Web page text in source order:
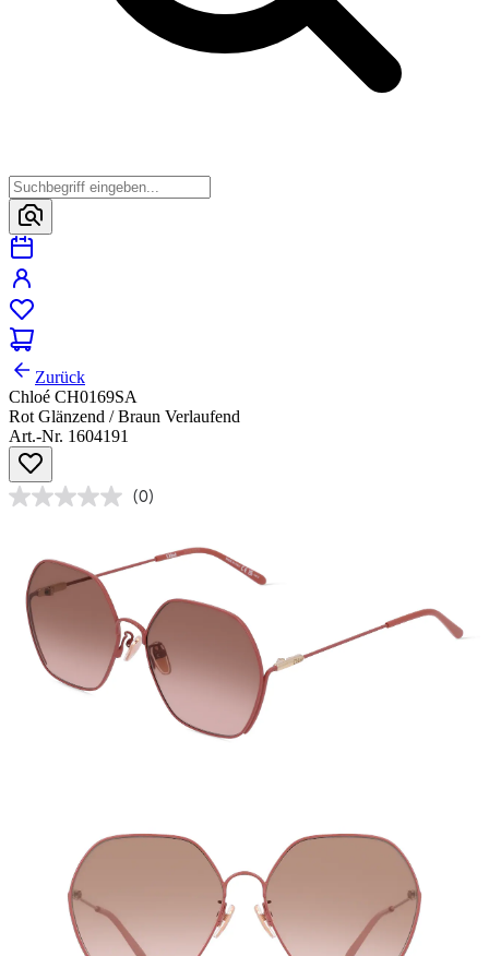
Zurück
Chloé CH0169SA
Rot Glänzend / Braun Verlaufend
Art.-Nr. 1604191
(0)